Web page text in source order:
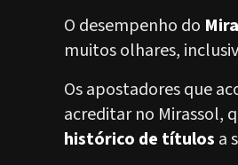
O desempenho do
muitos olhares,
Os apostadores que
acreditar no Mirassol,
histórico de títulos a